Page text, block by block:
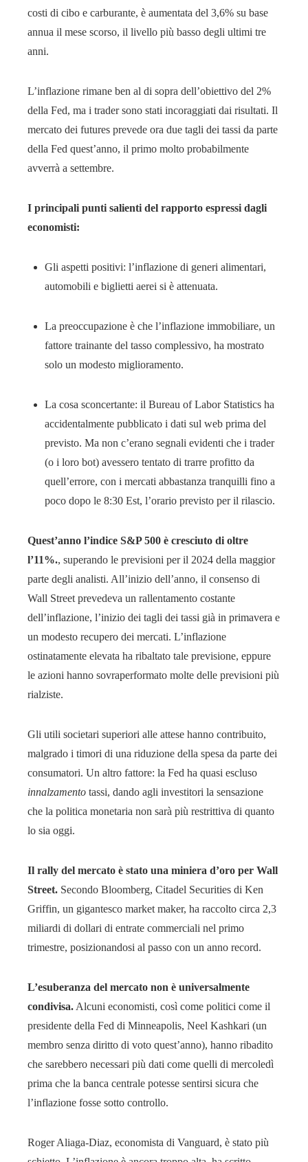
costi di cibo e carburante, è aumentata del 3,6% su base
annua il mese scorso, il livello più basso degli ultimi tre
anni.
L’inflazione rimane ben al di sopra dell’obiettivo del 2%
della Fed, ma i trader sono stati incoraggiati dai risultati. Il
mercato dei futures prevede ora due tagli dei tassi da parte
della Fed quest’anno, il primo molto probabilmente
avverrà a settembre.
I principali punti salienti del rapporto espressi dagli
economisti:
Gli aspetti positivi: l’inflazione di generi alimentari,
automobili e biglietti aerei si è attenuata.
La preoccupazione è che l’inflazione immobiliare, un
fattore trainante del tasso complessivo, ha mostrato
solo un modesto miglioramento.
La cosa sconcertante: il Bureau of Labor Statistics ha
accidentalmente pubblicato i dati sul web prima del
previsto. Ma non c’erano segnali evidenti che i trader
(o i loro bot) avessero tentato di trarre profitto da
quell’errore, con i mercati abbastanza tranquilli fino a
poco dopo le 8:30 Est, l’orario previsto per il rilascio.
Quest’anno l’indice S&P 500 è cresciuto di oltre
l’11%., superando le previsioni per il 2024 della maggior
parte degli analisti. All’inizio dell’anno, il consenso di
Wall Street prevedeva un rallentamento costante
dell’inflazione, l’inizio dei tagli dei tassi già in primavera e
un modesto recupero dei mercati. L’inflazione
ostinatamente elevata ha ribaltato tale previsione, eppure
le azioni hanno sovraperformato molte delle previsioni più
rialziste.
Gli utili societari superiori alle attese hanno contribuito,
malgrado i timori di una riduzione della spesa da parte dei
consumatori. Un altro fattore: la Fed ha quasi escluso
innalzamento tassi, dando agli investitori la sensazione
che la politica monetaria non sarà più restrittiva di quanto
lo sia oggi.
Il rally del mercato è stato una miniera d’oro per Wall
Street. Secondo Bloomberg, Citadel Securities di Ken
Griffin, un gigantesco market maker, ha raccolto circa 2,3
miliardi di dollari di entrate commerciali nel primo
trimestre, posizionandosi al passo con un anno record.
L’esuberanza del mercato non è universalmente
condivisa. Alcuni economisti, così come politici come il
presidente della Fed di Minneapolis, Neel Kashkari (un
membro senza diritto di voto quest’anno), hanno ribadito
che sarebbero necessari più dati come quelli di mercoledì
prima che la banca centrale potesse sentirsi sicura che
l’inflazione fosse sotto controllo.
Roger Aliaga-Diaz, economista di Vanguard, è stato più